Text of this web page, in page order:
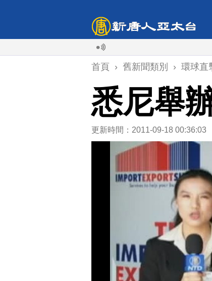
首頁 › 舊新聞類別 › 環球直
悉尼舉
更新時間：2011-09-18 00:36:03